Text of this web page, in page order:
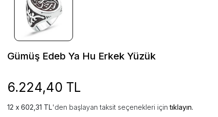
Gümüş Edeb Ya Hu Erkek Yüzük
6.224,40 TL
602,31 TL'den başlayan taksit seçenekleri içintıklayın.